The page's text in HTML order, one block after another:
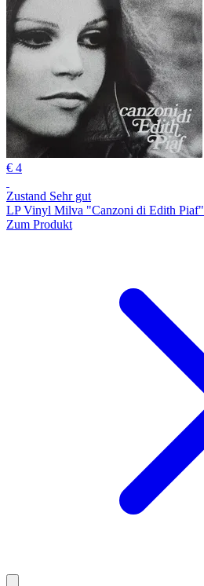
€ 4
Zustand Sehr gut
LP Vinyl Milva "Canzoni di Edith Piaf"
Zum Produkt